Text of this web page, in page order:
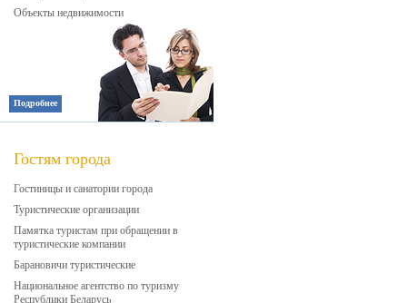
Объекты недвижимости
Подробнее
Гостям города
Гостиницы и санатории города
Туристические организации
Памятка туристам при обращении в
туристические компании
Барановичи туристические
Национальное агентство по туризму
Республики Беларусь